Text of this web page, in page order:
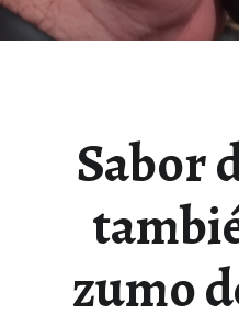
Sabor
zumo